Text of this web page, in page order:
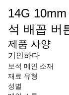
14G
석 배꼽 버
제품 사양
기인하다
보석 메인 소재
재료 유형
성별